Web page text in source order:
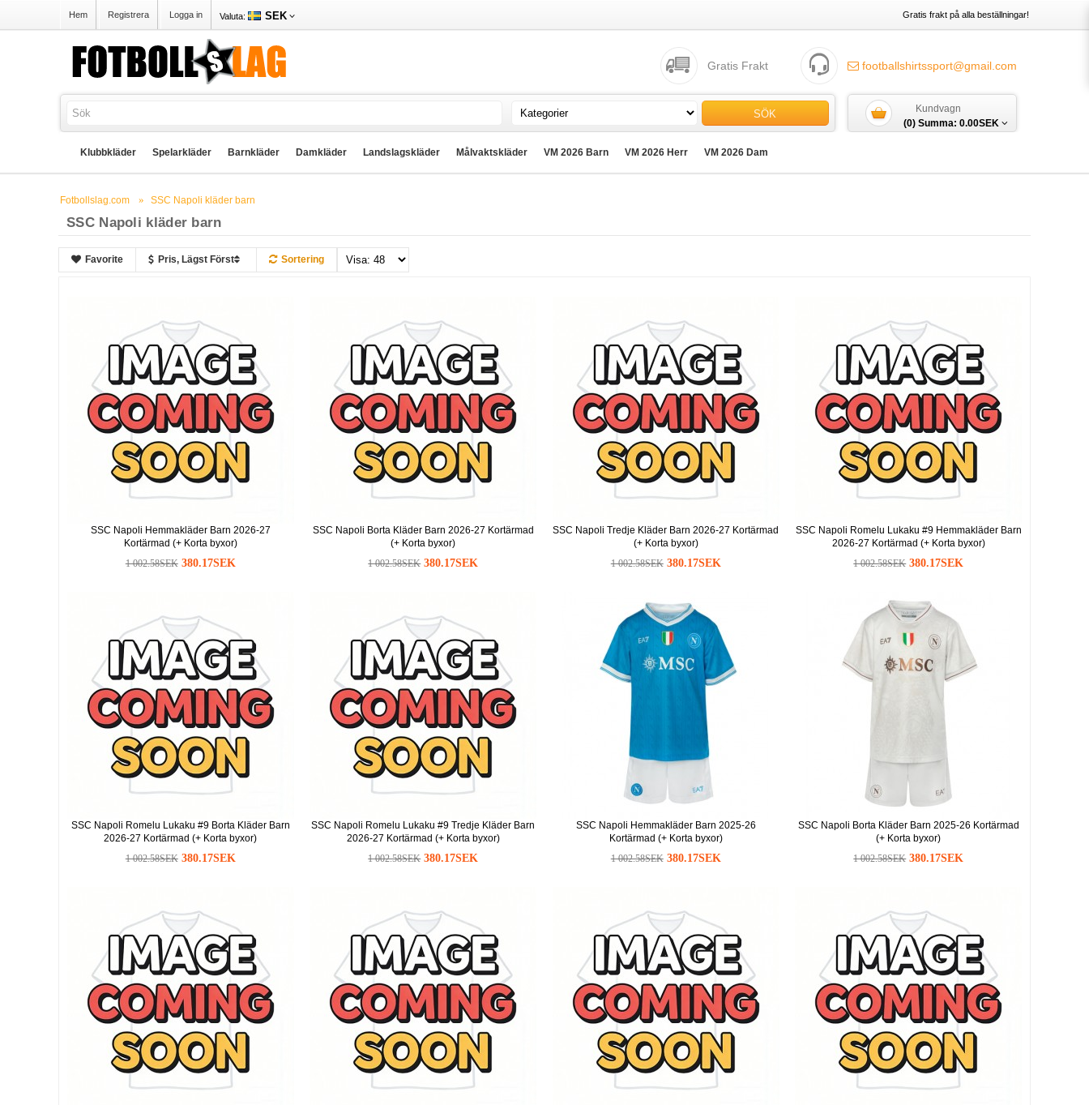
Hem Registrera Logga in Valuta: SEK Gratis frakt på alla beställningar!
footballshirtssport@gmail.com
Gratis Frakt
SÖK
Kundvagn
(0) Summa: 0.00SEK
Klubbkläder Spelarkläder Barnkläder Damkläder Landslagskläder Målvaktskläder VM 2026 Barn VM 2026 Herr VM 2026 Dam
Fotbollslag.com SSC Napoli kläder barn
SSC Napoli kläder barn
Favorite Pris, Lägst Först Sortering
SSC Napoli Hemmakläder Barn 2026-27
Kortärmad (+ Korta byxor)
1 002.58SEK 380.17SEK
SSC Napoli Borta Kläder Barn 2026-27 Kortärmad
(+ Korta byxor)
1 002.58SEK 380.17SEK
SSC Napoli Tredje Kläder Barn 2026-27 Kortärmad
(+ Korta byxor)
1 002.58SEK 380.17SEK
SSC Napoli Romelu Lukaku #9 Hemmakläder Barn
2026-27 Kortärmad (+ Korta byxor)
1 002.58SEK 380.17SEK
SSC Napoli Romelu Lukaku #9 Borta Kläder Barn
2026-27 Kortärmad (+ Korta byxor)
1 002.58SEK 380.17SEK
SSC Napoli Romelu Lukaku #9 Tredje Kläder Barn
2026-27 Kortärmad (+ Korta byxor)
1 002.58SEK 380.17SEK
SSC Napoli Hemmakläder Barn 2025-26
Kortärmad (+ Korta byxor)
1 002.58SEK 380.17SEK
SSC Napoli Borta Kläder Barn 2025-26 Kortärmad
(+ Korta byxor)
1 002.58SEK 380.17SEK